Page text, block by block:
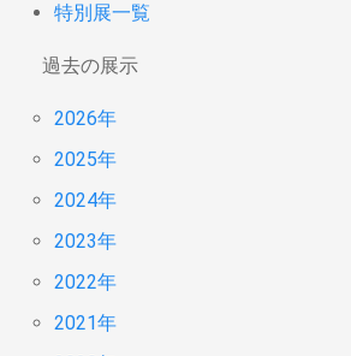
特別展一覧
過去の展示
2026年
2025年
2024年
2023年
2022年
2021年